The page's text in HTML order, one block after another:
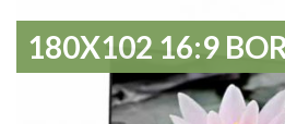
180X102 16:9